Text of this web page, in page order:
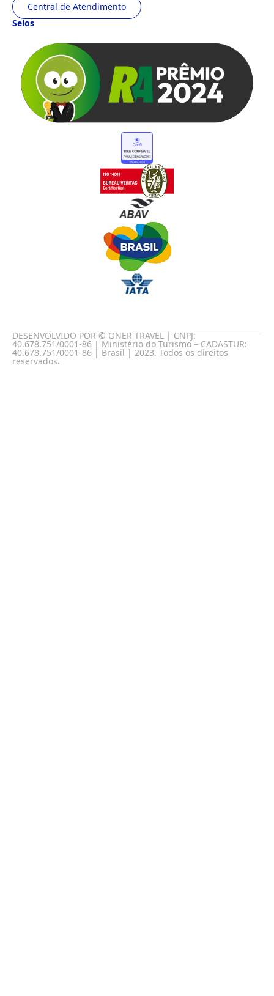
Central de Atendimento
Selos
DESENVOLVIDO POR © ONER TRAVEL | CNPJ:
40.678.751/0001-86 | Ministério do Turismo – CADASTUR:
40.678.751/0001-86 | Brasil | 2023. Todos os direitos
reservados.